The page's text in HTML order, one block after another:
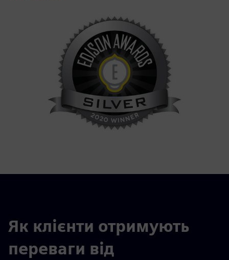
Як клієнти отримують
переваги від